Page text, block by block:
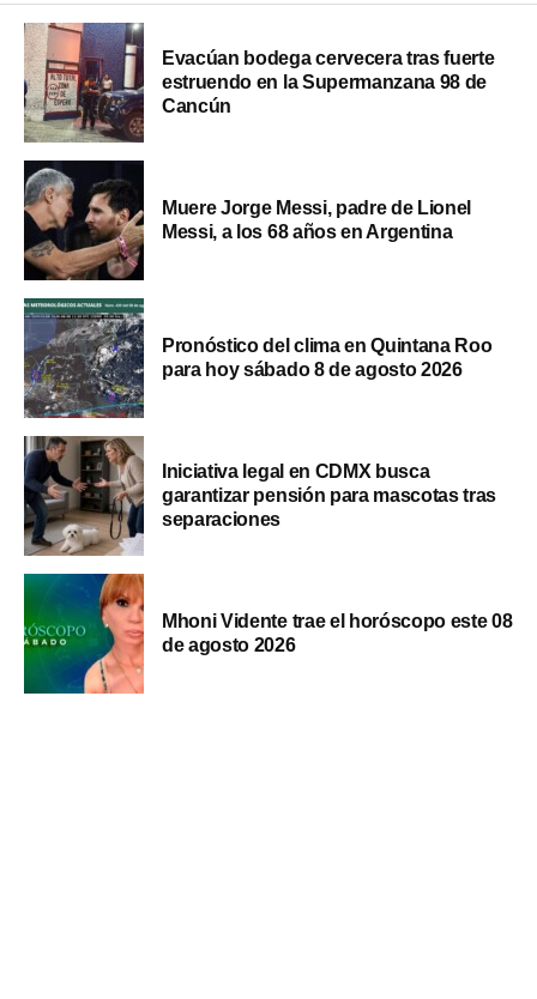
Evacúan bodega cervecera tras fuerte
estruendo en la Supermanzana 98 de
Cancún
Muere Jorge Messi, padre de Lionel
Messi, a los 68 años en Argentina
Pronóstico del clima en Quintana Roo
para hoy sábado 8 de agosto 2026
Iniciativa legal en CDMX busca
garantizar pensión para mascotas tras
separaciones
Mhoni Vidente trae el horóscopo este 08
de agosto 2026